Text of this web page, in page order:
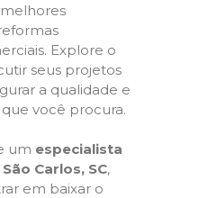
Explore o
seus projetos
a qualidade e
você procura.
um especialista
Carlos, SC,
em baixar o